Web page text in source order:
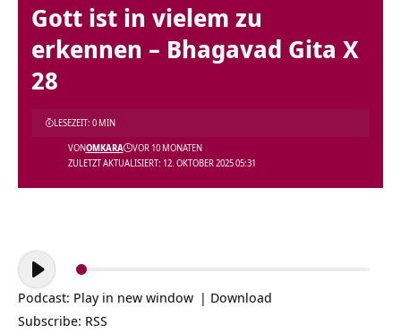
Gott ist in vielem zu
erkennen – Bhagavad Gita X
28
ZULETZT AKTUALISIERT: 12. OKTOBER 2025 05:31
VONOMKARA VOR 10 MONATEN
LESEZEIT: 0 MIN
Audio-
Player
Podcast: Play in new window | Download
Subscribe: RSS